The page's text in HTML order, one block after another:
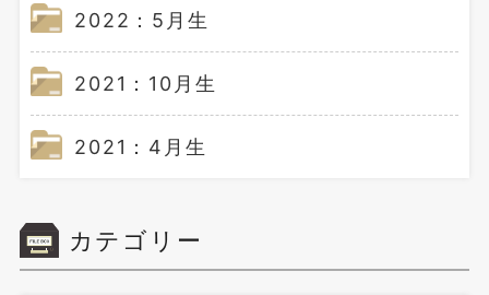
2022：5月生
2021：10月生
2021：4月生
カテゴリー